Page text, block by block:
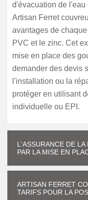
d'évacuation de l'eau
Artisan Ferret
avantages de
PVC et le zinc. Cet
mise en place des
demander des devis
l'installation ou la
protéger en utilisant
individuelle ou EPI.
L'ASSURANCE DE
PAR LA MISE EN
ARTISAN FERRET
TARIFS POUR LA